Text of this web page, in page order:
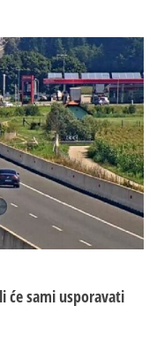
će sami usporavati